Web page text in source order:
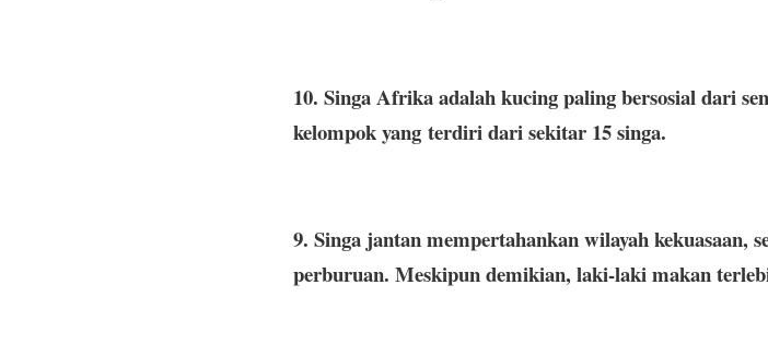
10. Singa Afrika adalah kucing paling bersosial dari
kelompok yang terdiri dari sekitar 15 singa.
9. Singa jantan mempertahankan wilayah kekuasaan,
perburuan. Meskipun demikian, laki-laki makan